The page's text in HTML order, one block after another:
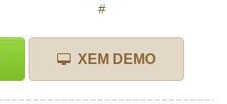
#
XEM DEMO